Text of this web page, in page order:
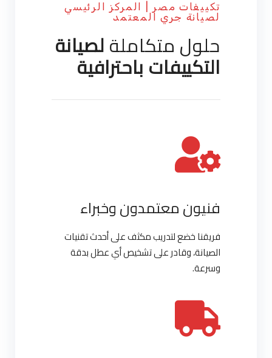
تكييفات مصر | المركز الرئيسي
لصيانة جري المعتمد
حلول متكاملةلصيانة
التكييفات باحترافية
فنيون معتمدون وخبراء
فريقنا خضع لتدريب مكثف على أحدث تقنيات
الصيانة، وقادر على تشخيص أي عطل بدقة
وسرعة.